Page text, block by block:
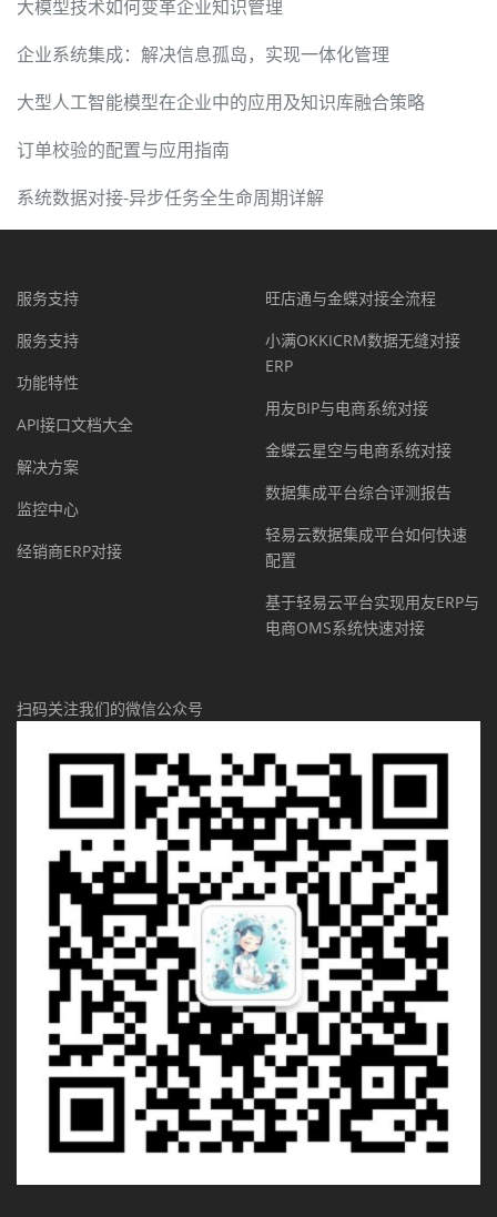
大模型技术如何变革企业知识管理
企业系统集成：解决信息孤岛，实现一体化管理
大型人工智能模型在企业中的应用及知识库融合策略
订单校验的配置与应用指南
系统数据对接-异步任务全生命周期详解
服务支持
服务支持
功能特性
API接口文档大全
解决方案
监控中心
经销商ERP对接
旺店通与金蝶对接全流程
小满OKKICRM数据无缝对接
ERP
用友BIP与电商系统对接
金蝶云星空与电商系统对接
数据集成平台综合评测报告
轻易云数据集成平台如何快速
配置
基于轻易云平台实现用友ERP与
电商OMS系统快速对接
扫码关注我们的微信公众号